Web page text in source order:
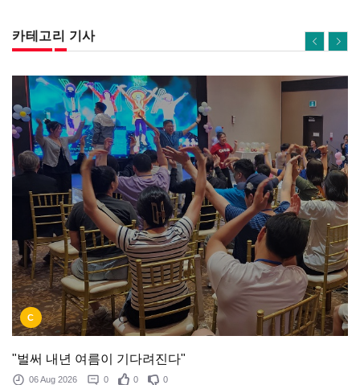
카테고리 기사
C
"벌써 내년 여름이 기다려진다"
06 Aug 2026 0 0 0